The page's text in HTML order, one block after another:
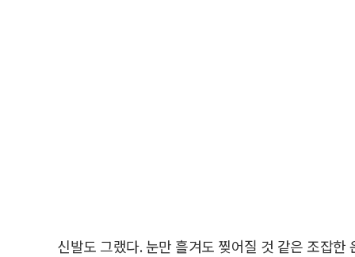
신발도 그랬다. 눈만 흘겨도 찢어질 것 같은 조잡